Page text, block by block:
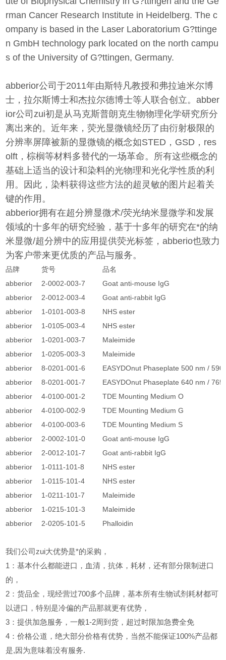
rman Cancer Research Institute in Heidelberg. The c
ompany is based in the Laser Laboratorium G?ttinge
n GmbH technology park located on the north campu
s of the University of G?ttingen, Germany.
abberior公司于2011年由斯特凡教授和弗拉迪米尔博
士，拉尔斯博士和杰拉尔德博士等人联合创立。abber
ior公司zui初是从马克斯普朗克生物物理化学研究所分
离出来的。近年来，荧光显微镜经历了由衍射极限的
分辨率屏障被新的显微镜的概念如STED，GSD，res
olft，棕榈等材料多替代的一场革命。所有这些概念的
基础上适当的设计和染料的光物理和光化学性质的利
用。因此，染料获得这些方法的超灵敏的图片起着关
键的作用。
abberior拥有在超分辨显微术/荧光纳米显微学和发展
领域的十多年的研究经验，基于十多年的研究在*的纳
米显微/超分辨中的应用提供荧光标签，abberio也致力
为客户带来更优质的产品与服务。
品牌 货号
品名
abberior
2-0002-003-7
Goat anti-mouse IgG
abberior
2-0012-003-4
Goat anti-rabbit IgG
abberior
1-0101-003-8
NHS ester
abberior
1-0105-003-4
NHS ester
abberior
1-0201-003-7
Maleimide
abberior
1-0205-003-3
Maleimide
abberior
8-0201-001-6
EASYDOnut Phaseplate 500 nm / 590
abberior
8-0201-001-7
EASYDOnut Phaseplate 640 nm / 765
abberior
4-0100-001-2
TDE Mounting Medium O
abberior
4-0100-002-9
TDE Mounting Medium G
abberior
4-0100-003-6
TDE Mounting Medium S
abberior
2-0002-101-0
Goat anti-mouse IgG
abberior
2-0012-101-7
Goat anti-rabbit IgG
abberior
1-0111-101-8
NHS ester
abberior
1-0115-101-4
NHS ester
abberior
1-0211-101-7
Maleimide
abberior
1-0215-101-3
Maleimide
abberior
2-0205-101-5 Phalloidin
我们公司zui大优势是*的采购，
1
：基本什么都能进口，血清，抗体，耗材，还有部分限制进口
的，
2 ：货品全，现经营过700多个品牌，基本所有生物试剂耗材都可
以进口，特别是冷偏的产品那就更有优势，
3 ：提供加急服务，一般1-2周到货，超过时限加急费全免
4 ：价格公道，绝大部分价格有优势，当然不能保证100%产品都
是,因为意味着没有服务.